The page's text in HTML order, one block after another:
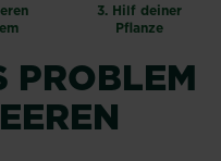
3. Hilf deiner
Pflanze
PROBLEM